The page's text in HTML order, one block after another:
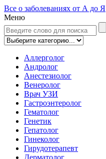
Все о заболеваниях от А до Я
Меню
Аллерголог
Андролог
Анестезиолог
Венеролог
Врач УЗИ
Гастроэнтеролог
Гематолог
Генетик
Гепатолог
Гинеколог
Гирудотерапевт
Дерматолог